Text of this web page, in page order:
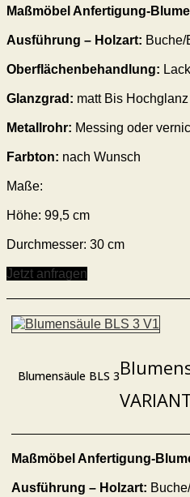
Maßmöbel Anfertigung-
Ausführung – Holzart: Buche/
Oberflächenbehandlung:
Glanzgrad: matt Bis
Metallrohr: Messing oder
Farbton: nach Wunsch
Maße:
Höhe: 99,5 cm
Durchmesser: 30 cm
Jetzt anfragen
Blumensäule BLS 3
Maßmöbel Anfertigung-
Ausführung – Holzart: